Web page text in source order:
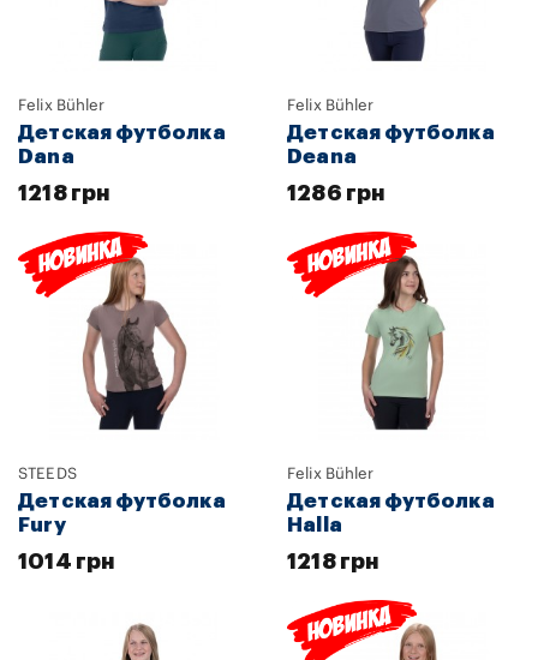
Felix Bühler
Детская футболка
Dana
1218 грн
Felix Bühler
Детская футболка
Deana
1286 грн
STEEDS
Детская футболка
Fury
1014 грн
Felix Bühler
Детская футболка
Halla
1218 грн